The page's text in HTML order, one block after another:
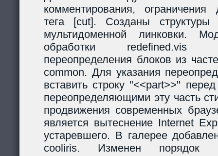
комментирования, ограничения
тега [cut]. Созданы
мультидоменной линковки.
обработки redefined.vis
переопределения блоков из
common. Для указания
вставить строку "<<part>>"
переопределяющими эту часть
продвижения современных
является вытеснение Internet
устаревшего. В галерее
cooliris. Изменен порядок